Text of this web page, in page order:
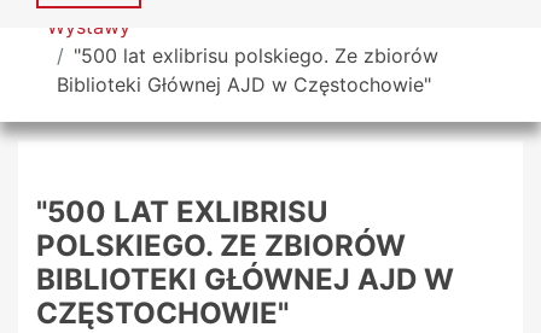
Tutaj jesteś
Wystawy
"500 lat exlibrisu polskiego. Ze zbiorów
Biblioteki Głównej AJD w Częstochowie"
"500 LAT EXLIBRISU
POLSKIEGO. ZE ZBIORÓW
BIBLIOTEKI GŁÓWNEJ AJD W
CZĘSTOCHOWIE"